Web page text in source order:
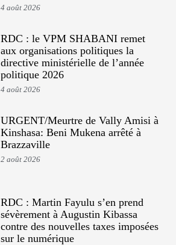
4 août 2026
RDC : le VPM SHABANI remet
aux organisations politiques la
directive ministérielle de l’année
politique 2026
4 août 2026
URGENT/Meurtre de Vally Amisi à
Kinshasa: Beni Mukena arrêté à
Brazzaville
2 août 2026
RDC : Martin Fayulu s’en prend
sévèrement à Augustin Kibassa
contre des nouvelles taxes imposées
sur le numérique